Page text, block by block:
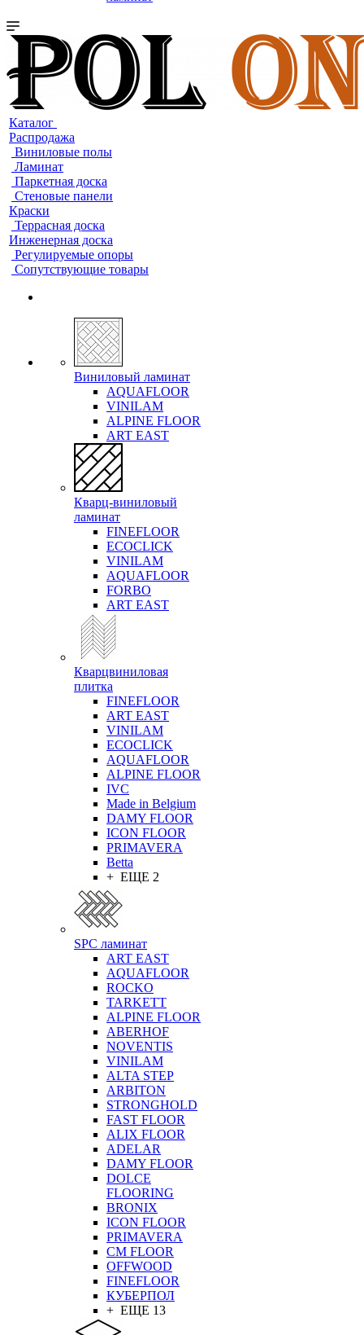
Каталог
Распродажа
Виниловые полы
Ламинат
Паркетная доска
Стеновые панели
Краски
Террасная доска
Инженерная доска
Регулируемые опоры
Сопутствующие товары
Виниловый ламинат
AQUAFLOOR
VINILAM
ALPINE FLOOR
ART EAST
Кварц-виниловый
ламинат
FINEFLOOR
ECOCLICK
VINILAM
AQUAFLOOR
FORBO
ART EAST
Кварцвиниловая
плитка
FINEFLOOR
ART EAST
VINILAM
ECOCLICK
AQUAFLOOR
ALPINE FLOOR
IVC
Made in Belgium
DAMY FLOOR
ICON FLOOR
PRIMAVERA
Betta
+ ЕЩЕ 2
SPC ламинат
ART EAST
AQUAFLOOR
ROCKO
TARKETT
ALPINE FLOOR
ABERHOF
NOVENTIS
VINILAM
ALTA STEP
ARBITON
STRONGHOLD
FAST FLOOR
ALIX FLOOR
ADELAR
DAMY FLOOR
DOLCE
FLOORING
BRONIX
ICON FLOOR
PRIMAVERA
CM FLOOR
OFFWOOD
FINEFLOOR
КУБЕРПОЛ
+ ЕЩЕ 13